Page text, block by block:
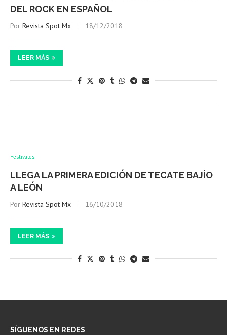
DEL ROCK EN ESPAÑOL
Por Revista Spot Mx 18/12/2018
LEER MÁS
Festivales
LLEGA LA PRIMERA EDICIÓN DE TECATE BAJÍO
A LEÓN
Por Revista Spot Mx 16/10/2018
LEER MÁS
SÍGUENOS EN REDES